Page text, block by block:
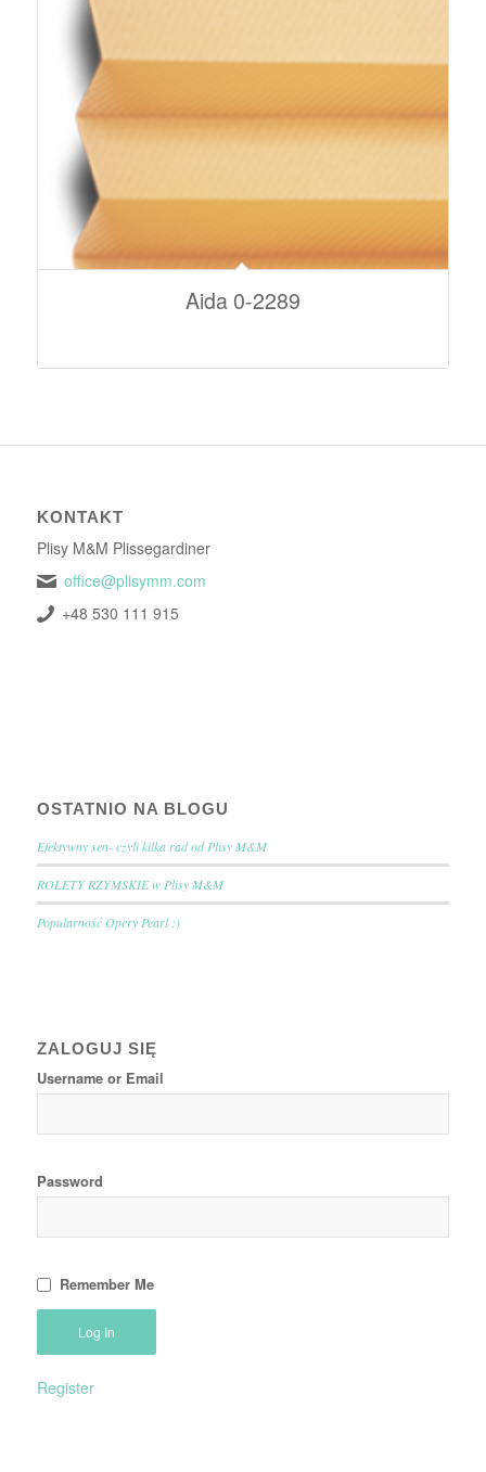
Aida 0-2289
KONTAKT
Plisy M&M Plissegardiner
office@plisymm.com
+48 530 111 915
OSTATNIO NA BLOGU
Efektywny sen- czyli kilka rad od Plisy M&M
ROLETY RZYMSKIE w Plisy M&M
Popularność Opery Pearl :)
ZALOGUJ SIĘ
Username or Email
Password
Remember Me
Register